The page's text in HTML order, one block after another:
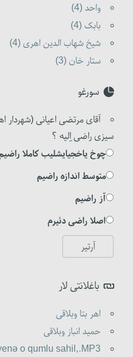
واحد (4)
بابک (4)
شیخ شهاب الدین اهری (4)
ستار خان (3)
سورغو
آقای مرتضی اعیانی (شهردار
سیزی راضی اِلیه ؟
چوخ یاخجیایشلیب کاملا
متوسط اندازه راضیم
آز راضیم
اصلا راضی دئیرم
باغلانتی لار
اهر بتا وبلاقی
حمید انباز وبلاقی
o qumlu sahil,.MP3